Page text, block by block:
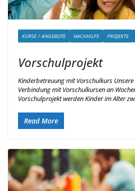
KURSE / ANGEBOTE NACHHILFE PROJEKTE
Vorschulprojekt
Kinderbetreuung mit Vorschulkurs
Verbindung mit Vorschulkursen an
Vorschulprojekt werden Kinder im Alter
Read More